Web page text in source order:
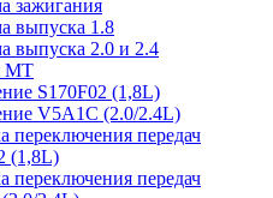
зажигания
выпуска 1.8
выпуска 2.0 и 2.4
МТ
S170F02 (1,8L)
V5A1C (2.0/2.4L)
переключения передач
(1,8L)
переключения передач